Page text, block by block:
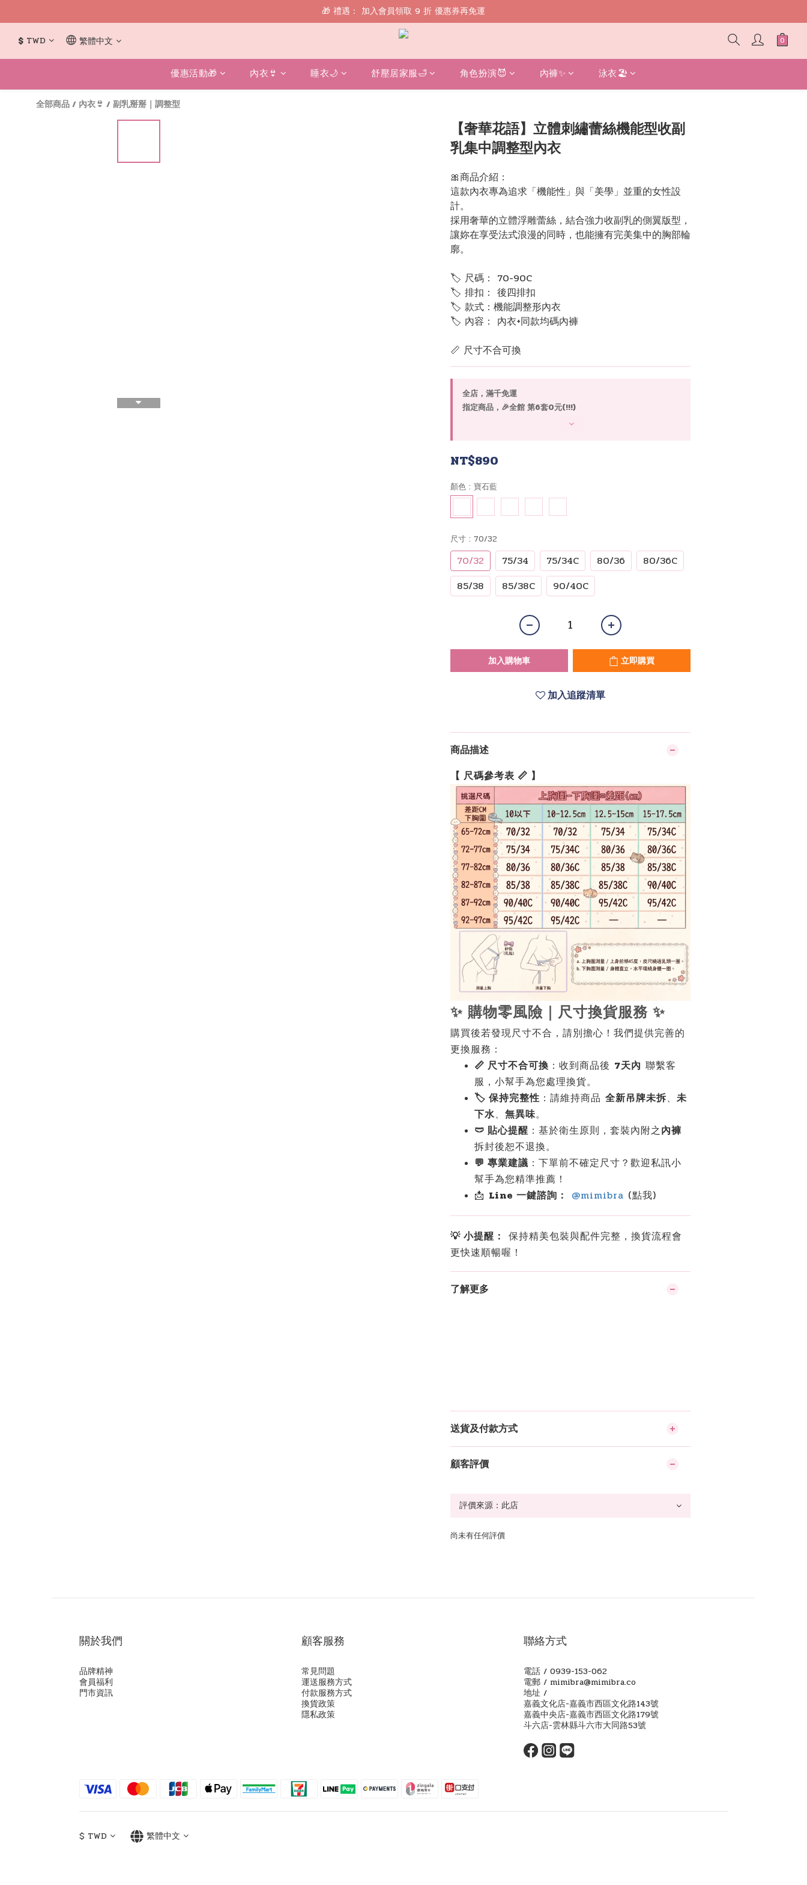
🎁 禮遇： 加入會員領取 9 折 優惠券再免運
🎁 禮遇： 加入會員領取 9 折 優惠券再免運
📱 綁定 LINE 好友，現領 $100 購物金！
🎁 禮遇： 加入會員領取 9 折 優惠券再免運
$ TWD 繁體中文
優惠活動🎁 內衣👙 睡衣🌙 舒壓居家服🛁 角色扮演😈 內褲✨ 泳衣🏖️
全部商品/ 內衣👙 /副乳掰掰｜調整型
【奢華花語】立體刺繡蕾絲機能型收副
乳集中調整型內衣
🎀商品介紹：
這款內衣專為追求「機能性」與「美學」並重的女性設
計。
採用奢華的立體浮雕蕾絲，結合強力收副乳的側翼版型，
讓妳在享受法式浪漫的同時，也能擁有完美集中的胸部輪
廓。
🏷 尺碼： 70-90C
🏷 排扣： 後四排扣
🏷 款式：機能調整形內衣
🏷 內容： 內衣+同款均碼內褲
📏 尺寸不合可換
全店，滿千免運
指定商品，🎉全館 第6套0元(!!!)
NT$890
顏色 : 寶石藍
尺寸 : 70/32
70/32 75/34 75/34C 80/36
80/36C
85/38
85/38C 90/40C
加入購物車 立即購買
加入追蹤清單
商品描述
【 尺碼參考表 📏 】
✨ 購物零風險｜尺寸換貨服務 ✨
購買後若發現尺寸不合，請別擔心！我們提供完善的
更換服務：
📏 尺寸不合可換 ：收到商品後 7天內 聯繫客
服，小幫手為您處理換貨。
🏷️ 保持完整性 ：請維持商品 全新吊牌未拆、 未
下水、 無異味。
🩲 貼心提醒：基於衛生原則，套裝內附之內褲
拆封後恕不退換。
💬 專業建議 ：下單前不確定尺寸？歡迎私訊小
幫手為您精準推薦！
📩 Line 一鍵諮詢： @mimibra (點我)
💡 小提醒： 保持精美包裝與配件完整，換貨流程會
更快速順暢喔！
了解更多
送貨及付款方式
顧客評價
尚未有任何評價
關於我們
品牌精神
會員福利
門市資訊
顧客服務
常見問題
運送服務方式
付款服務方式
換貨政策
隱私政策
聯絡方式
電話 / 0939-153-062
電郵 / mimibra@mimibra.co
地址 /
嘉義文化店-嘉義市西區文化路143號
嘉義中央店-嘉義市西區文化路179號
斗六店-雲林縣斗六市大同路53號
$ TWD 繁體中文